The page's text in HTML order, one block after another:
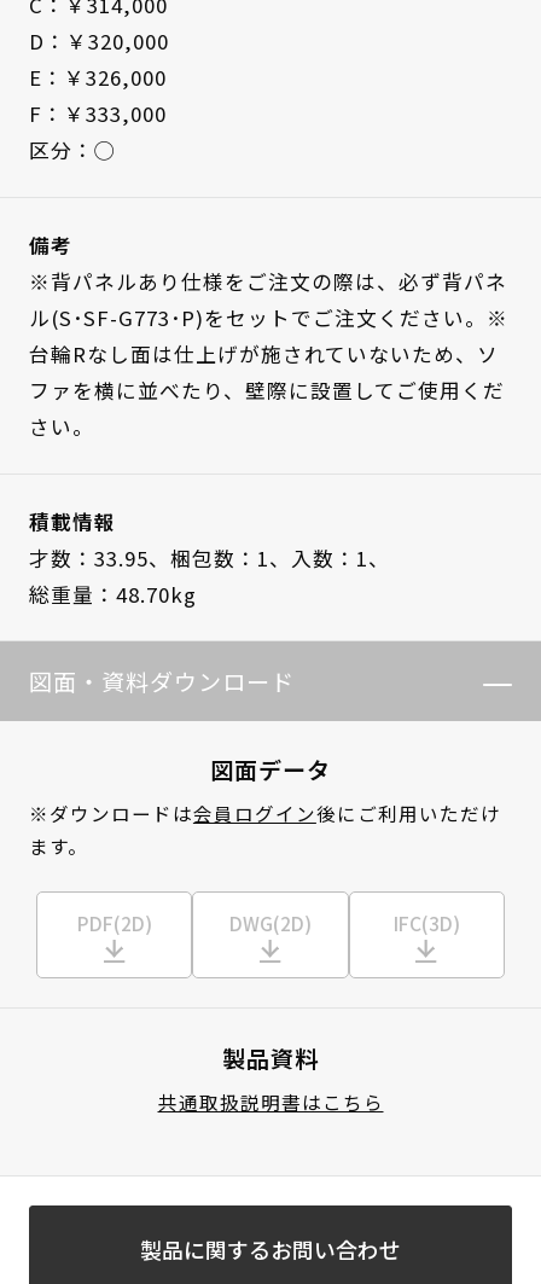
D：￥320,000
E：￥326,000
F：￥333,000
区分：◯
備考
※背パネルあり仕様をご注文の際は、必ず背パネ
ル(S･SF-G773･P)をセットでご注文ください。※
台輪Rなし面は仕上げが施されていないため、ソ
ファを横に並べたり、壁際に設置してご使用くだ
さい。
積載情報
才数：33.95、 梱包数：1、
入数：1、
総重量：48.70kg
図面・資料ダウンロード
図面データ
※ダウンロードは会員ログイン後にご利用いただけ
ます。
PDF(2D) DWG(2D) IFC(3D)
製品資料
共通取扱説明書はこちら
製品に関するお問い合わせ